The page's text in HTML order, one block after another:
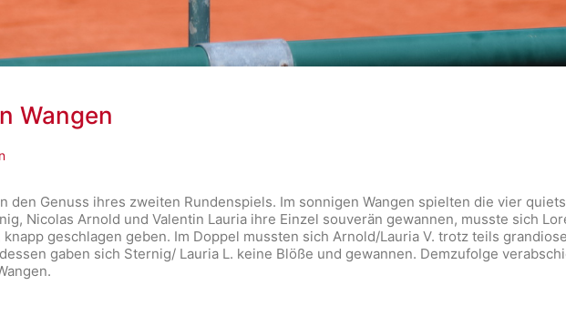
Wangen
den Genuss ihres zweiten Rundenspiels. Im sonnigen Wangen spielten die vier
Nicolas Arnold und Valentin Lauria ihre Einzel souverän gewannen, musste sich
geschlagen geben. Im Doppel mussten sich Arnold/Lauria V. trotz teils
gaben sich Sternig/ Lauria L. keine Blöße und gewannen. Demzufolge